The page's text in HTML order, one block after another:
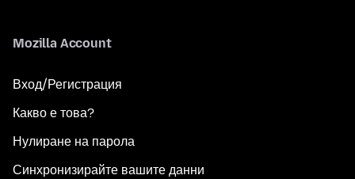
Mozilla Account
Вход/Регистрация
Какво е това?
Нулиране на парола
Синхронизирайте вашите данни